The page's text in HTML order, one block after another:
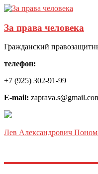
За права человека
Гражданский
телефон:
+7 (925) 302-91-99
E-mail:
Лев Александрович